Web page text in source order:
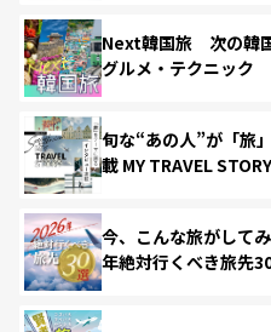
Next韓国旅 次の韓
グルメ・テクニック
旬な“あの人”が「旅
載 MY TRAVEL STORY
今、こんな旅がして
年絶対行くべき旅先